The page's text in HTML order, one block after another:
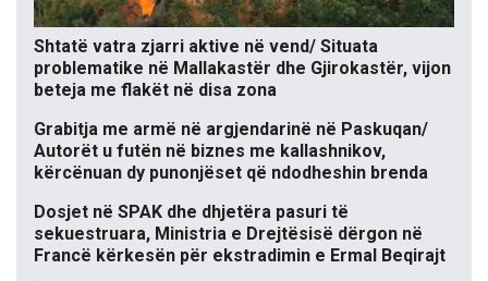
Shtatë vatra zjarri aktive në vend/ Situata
problematike në Mallakastër dhe Gjirokastër, vijon
beteja me flakët në disa zona
Grabitja me armë në argjendarinë në Paskuqan/
Autorët u futën në biznes me kallashnikov,
kërcënuan dy punonjëset që ndodheshin brenda
Dosjet në SPAK dhe dhjetëra pasuri të
sekuestruara, Ministria e Drejtësisë dërgon në
Francë kërkesën për ekstradimin e Ermal Beqirajt